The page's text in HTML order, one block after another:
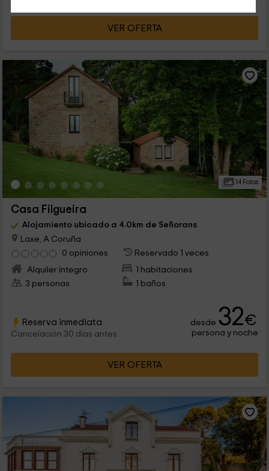
VER OFERTA
14 Fotos
Casa Filgueira
Alojamiento ubicado a 4.0km de Señorans
Laxe, A Coruña
0 opiniones
Reservado 1 veces
Alquiler íntegro
1 habitaciones
3 personas
1 baños
Reserva inmediata
Cancelación 30 días antes
desde 32€
persona y noche
VER OFERTA